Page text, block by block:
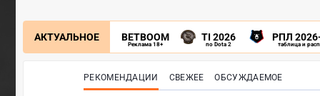
АКТУАЛЬНОЕ BETBOOM
Реклама 18+
TI 2026
по Dota 2
РПЛ
таблица и
РЕКОМЕНДАЦИИ СВЕЖЕЕ ОБСУЖДАЕМОЕ